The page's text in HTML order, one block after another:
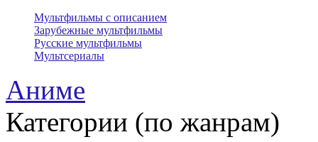
Мультфильмы с описанием
Зарубежные мультфильмы
Русские мультфильмы
Мультсериалы
Аниме
Категории (по жанрам)